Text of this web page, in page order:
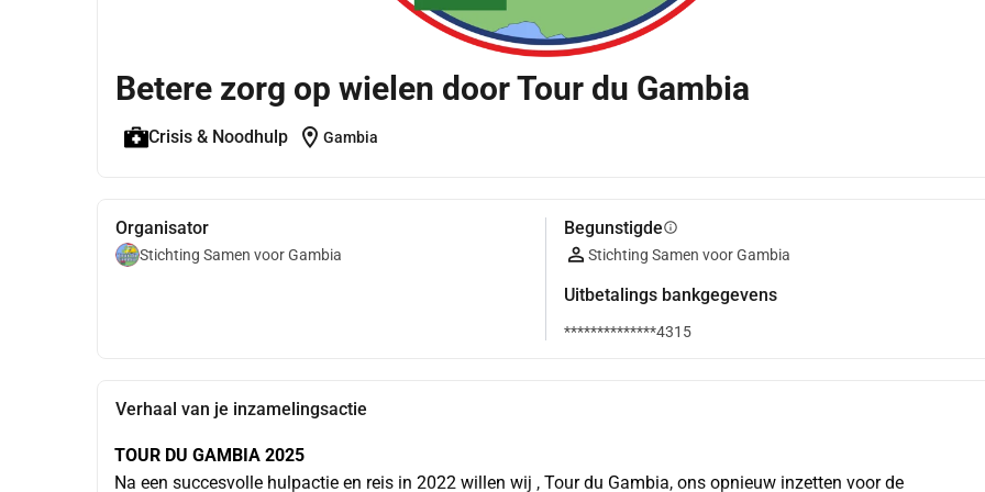
Betere zorg op wielen door Tour du Gambia
Crisis & Noodhulp location_on Gambia
Organisator
Stichting Samen voor Gambia
Begunstigdeinfo
Stichting Samen voor Gambia
Uitbetalings bankgegevens
**************4315
Verhaal van je inzamelingsactie
TOUR DU GAMBIA 2025
Na een succesvolle hulpactie en reis in 2022 willen wij , Tour du Gambia, ons opnieuw inzetten voor de